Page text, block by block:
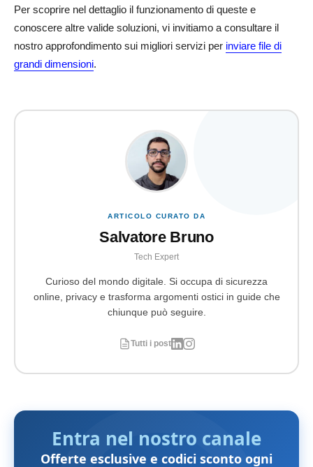
Per scoprire nel dettaglio il funzionamento di queste e
conoscere altre valide soluzioni, vi invitiamo a consultare il
nostro approfondimento sui migliori servizi per inviare file di
grandi dimensioni.
ARTICOLO CURATO DA
Salvatore Bruno
Tech Expert
Curioso del mondo digitale. Si occupa di sicurezza
online, privacy e trasforma argomenti ostici in guide che
chiunque può seguire.
Tutti i post
Entra nel nostro canale
Offerte esclusive e codici sconto ogni